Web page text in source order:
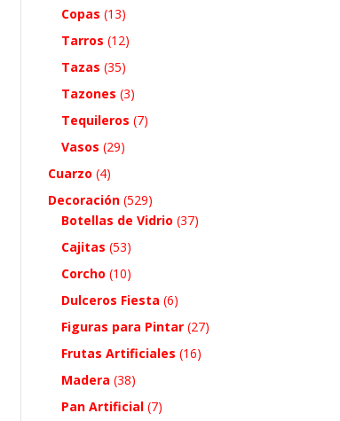
Copas (13)
Tarros (12)
Tazas (35)
Tazones (3)
Tequileros (7)
Vasos (29)
Cuarzo (4)
Decoración (529)
Botellas de Vidrio (37)
Cajitas (53)
Corcho (10)
Dulceros Fiesta (6)
Figuras para Pintar (27)
Frutas Artificiales (16)
Madera (38)
Pan Artificial (7)